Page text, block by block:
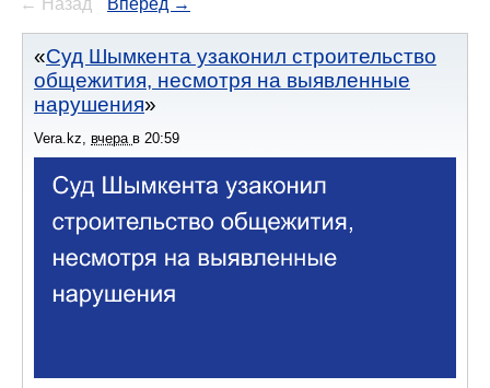
← Назад Вперёд →
Суд Шымкента узаконил строительство
общежития, несмотря на выявленные
нарушения
Vera.kz, вчера в 20:59